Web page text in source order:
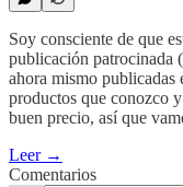
Soy consciente de que
publicación patrocinada
ahora mismo
productos que conozco
buen precio, así que
Leer →
Comentarios